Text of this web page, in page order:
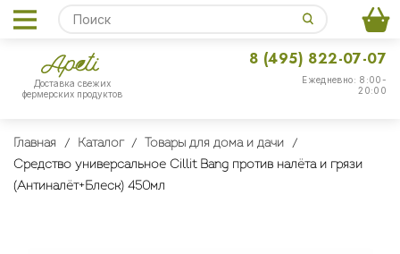
Доставка свежих
фермерских продуктов
Ежедневно: 8:00-
20:00
8 (495) 822-07-07
Главная Каталог
Товары для дома и дачи
Средство универсальное Cillit Bang против налёта и грязи
(Антиналёт+Блеск) 450мл